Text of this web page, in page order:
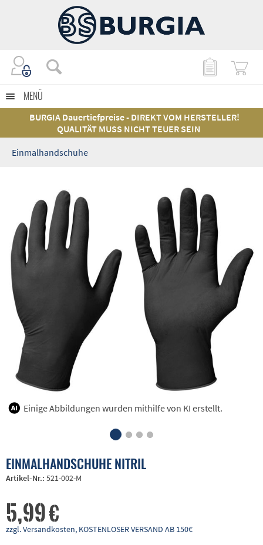
MENÜ
BURGIA Dauertiefpreise - DIREKT VOM HERSTELLER!
QUALITÄT MUSS NICHT TEUER SEIN
Einmalhandschuhe
Einige Abbildungen wurden mithilfe von KI erstellt.
EINMALHANDSCHUHE NITRIL
Artikel-Nr.: 521-002-M
5,99 €
zzgl. Versandkosten, KOSTENLOSER VERSAND AB 150€